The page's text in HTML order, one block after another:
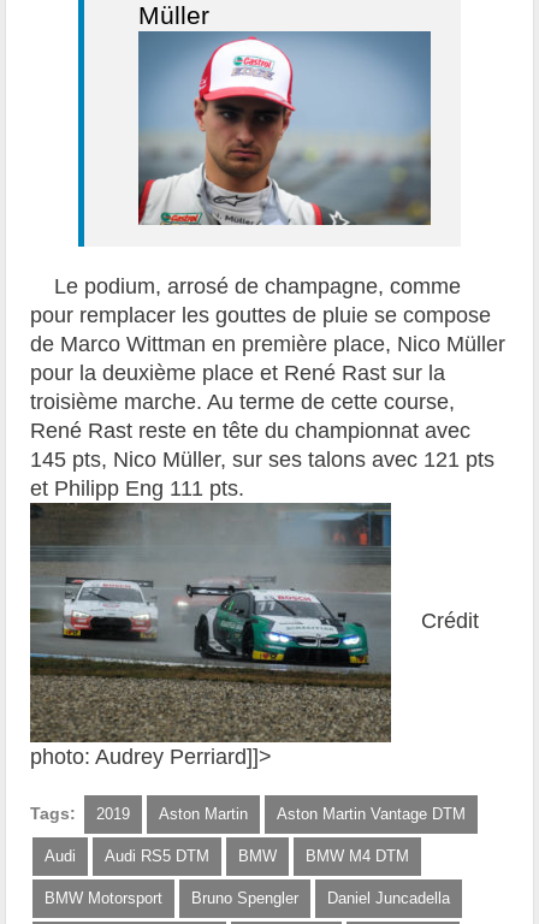
Müller
Le podium, arrosé de champagne, comme
pour remplacer les gouttes de pluie se compose
de Marco Wittman en première place, Nico Müller
pour la deuxième place et René Rast sur la
troisième marche. Au terme de cette course,
René Rast reste en tête du championnat avec
145 pts, Nico Müller, sur ses talons avec 121 pts
et Philipp Eng 111 pts.
Crédit
photo: Audrey Perriard]]>
Tags: 2019 Aston Martin Aston Martin Vantage DTM
Audi Audi RS5 DTM BMW BMW M4 DTM
BMW Motorsport Bruno Spengler Daniel Juncadella